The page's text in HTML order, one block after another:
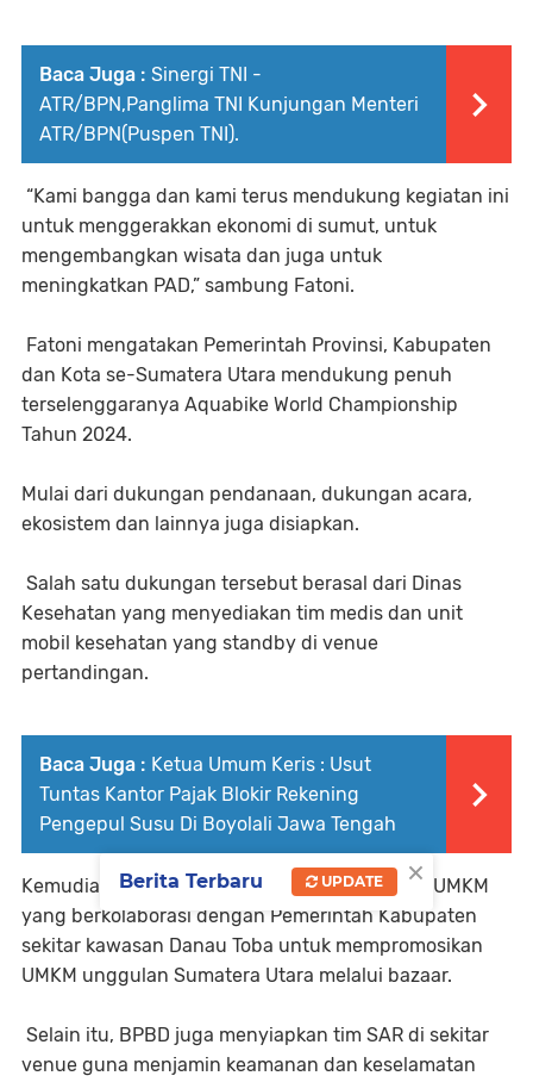
Baca Juga : Sinergi TNI -
ATR/BPN,Panglima TNI Kunjungan Menteri
ATR/BPN(Puspen TNI).
“Kami bangga dan kami terus mendukung kegiatan ini
untuk menggerakkan ekonomi di sumut, untuk
mengembangkan wisata dan juga untuk
meningkatkan PAD,” sambung Fatoni.
Fatoni mengatakan Pemerintah Provinsi, Kabupaten
dan Kota se-Sumatera Utara mendukung penuh
terselenggaranya Aquabike World Championship
Tahun 2024.
Mulai dari dukungan pendanaan, dukungan acara,
ekosistem dan lainnya juga disiapkan.
Salah satu dukungan tersebut berasal dari Dinas
Kesehatan yang menyediakan tim medis dan unit
mobil kesehatan yang standby di venue
pertandingan.
Baca Juga : Ketua Umum Keris : Usut
Tuntas Kantor Pajak Blokir Rekening
Pengepul Susu Di Boyolali Jawa Tengah
Kemudian, dukungan dari Dinas Koperasi dan UMKM
yang berkolaborasi dengan Pemerintah Kabupaten
sekitar kawasan Danau Toba untuk mempromosikan
UMKM unggulan Sumatera Utara melalui bazaar.
Selain itu, BPBD juga menyiapkan tim SAR di sekitar
venue guna menjamin keamanan dan keselamatan
×
Berita Terbaru UPDATE